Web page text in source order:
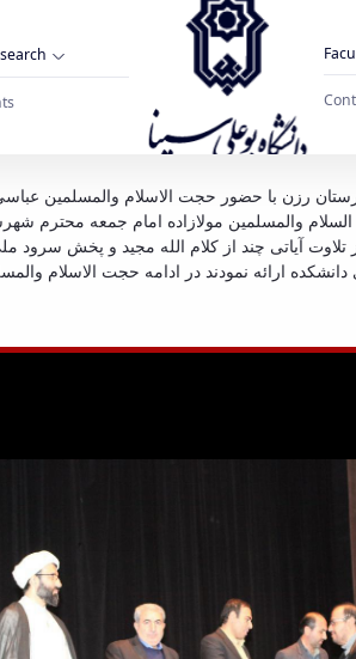
روز دانشجو در دانشکده
شهرستان رزن با حضور حجت الاسلام
والمسلمین مولازاده امام جمعه محترم
آیاتی چند از کلام الله مجید و پخش
ارائه نمودند در ادامه حجت الاسلام